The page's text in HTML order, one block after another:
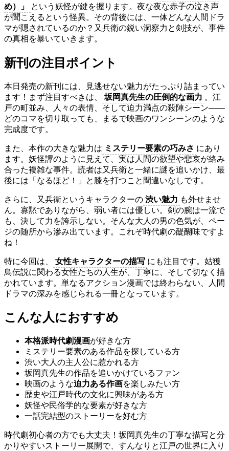
め）」
という妖怪が鍵を握ります。夜な夜な赤子の泣き声
が聞こえるという怪異。その背後には、一体どんな人間ドラ
マが隠されているのか？又兵衛の鋭い洞察力と剣技が、事件
の真相を暴いていきます。
新刊の注目ポイント
本日発売の新刊には、見逃せない魅力がたっぷり詰まってい
ます！まず注目すべきは、
坂岡真先生の圧倒的な画力 。江
戸の町並み、人々の表情、そして迫力満点の殺陣シーン――
どのコマを切り取っても、まるで映画のワンシーンのような
完成度です。
また、本作の大きな魅力は ミステリー要素の巧みさ にあり
ます。妖怪譚のように見えて、実は人間の欲望や悲哀が絡み
合った複雑な事件。読者は又兵衛と一緒に謎を追いかけ、最
後には「なるほど！」と膝を打つこと間違いなしです。
さらに、又兵衛というキャラクターの 渋い魅力 も外せませ
ん。寡黙でありながら、弱い者には優しい。剣の腕は一流で
も、決して力を誇示しない。そんな大人の男の色気が、ペー
ジの随所から滲み出ています。これぞ時代劇の醍醐味ですよ
ね！
特に今回は、 女性キャラクターの描写 にも注目です。姑獲
鳥伝説に関わる女性たちの人生が、丁寧に、そして切なく描
かれています。単なるアクション漫画では終わらない、人間
ドラマの深みを感じられる一冊となっています。
こんな人におすすめ
本格派時代劇漫画が好きな方
ミステリー要素のある作品を探している方
渋い大人の主人公に惹かれる方
坂岡真先生の作品を追いかけているファン
映画のような迫力ある作画を楽しみたい方
歴史や江戸時代の文化に興味がある方
妖怪や民俗学的な要素が好きな方
一話完結型のストーリーを好む方
時代劇初心者の方でも大丈夫！坂岡真先生の丁寧な描写と分
かりやすいストーリー展開で、すんなりと江戸の世界に入り